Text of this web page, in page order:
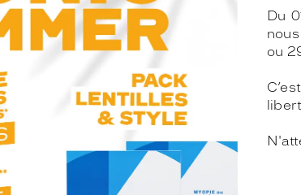
Du
ou